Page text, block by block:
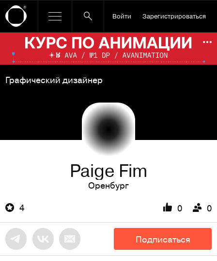
Войти Зарегистрироваться
Ссылка баннера
Графический дизайнер
Paige Fim
Оренбург
4
0 0
Подписаться